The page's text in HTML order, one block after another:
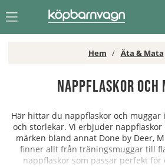
Hem Äta & Mata
Nappflaskor och
Här hittar du nappflaskor och muggar
och storlekar. Vi erbjuder
märken bland annat Done by Deer,
finner allt från träningsmuggar till
nappflaskor som passar perfekt